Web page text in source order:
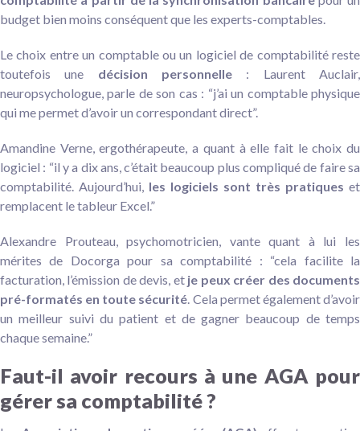
budget bien moins conséquent que les experts-comptables.
Le choix entre un comptable ou un logiciel de comptabilité reste
toutefois une décision personnelle : Laurent Auclair,
neuropsychologue, parle de son cas : “j’ai un comptable physique
qui me permet d’avoir un correspondant direct”.
Amandine Verne, ergothérapeute, a quant à elle fait le choix du
logiciel : “il y a dix ans, c’était beaucoup plus compliqué de faire sa
comptabilité. Aujourd’hui, les logiciels sont très pratiques et
remplacent le tableur Excel.”
Alexandre Prouteau, psychomotricien, vante quant à lui les
mérites de Docorga pour sa comptabilité : “cela facilite la
facturation, l’émission de devis, et je peux créer des documents
pré-formatés en toute sécurité. Cela permet également d’avoir
un meilleur suivi du patient et de gagner beaucoup de temps
chaque semaine.”
Faut-il avoir recours à une AGA pour
gérer sa comptabilité ?